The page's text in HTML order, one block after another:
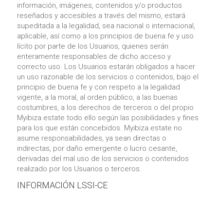
información, imágenes, contenidos y/o productos
reseñados y accesibles a través del mismo, estará
supeditada a la legalidad, sea nacional o internacional,
aplicable, así como a los principios de buena fe y uso
lícito por parte de los Usuarios, quienes serán
enteramente responsables de dicho acceso y
correcto uso. Los Usuarios estarán obligados a hacer
un uso razonable de los servicios o contenidos, bajo el
principio de buena fe y con respeto a la legalidad
vigente, a la moral, al orden público, a las buenas
costumbres, a los derechos de terceros o del propio
Myibiza.estate todo ello según las posibilidades y fines
para los que están concebidos. Myibiza.estate no
asume responsabilidades, ya sean directas o
indirectas, por daño emergente o lucro cesante,
derivadas del mal uso de los servicios o contenidos
realizado por los Usuarios o terceros.
INFORMACIÓN LSSI-CE